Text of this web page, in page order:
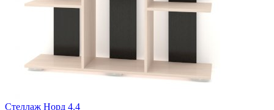
Стеллаж Норд 4.4